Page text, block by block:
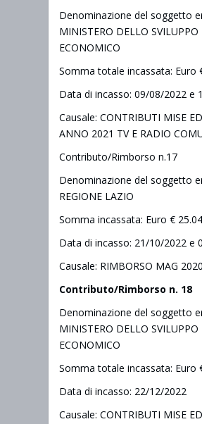
Denominazione del soggetto
MINISTERO DELLO SVILUPPO
ECONOMICO
Somma totale incassata: Euro
Data di incasso: 09/08/2022 e
Causale: CONTRIBUTI MISE
ANNO 2021 TV E RADIO
Contributo/Rimborso n.17
Denominazione del soggetto
REGIONE LAZIO
Somma incassata: Euro €
Data di incasso: 21/10/2022 e
Causale: RIMBORSO MAG 2020
Contributo/Rimborso n. 18
Denominazione del soggetto
MINISTERO DELLO SVILUPPO
ECONOMICO
Somma totale incassata: Euro
Data di incasso: 22/12/2022
Causale: CONTRIBUTI MISE